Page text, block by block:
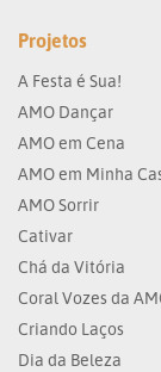
Projetos
A Festa é Sua!
AMO Dançar
AMO em Cena
AMO em Minha
AMO Sorrir
Cativar
Chá da Vitória
Coral Vozes da
Criando Laços
Dia da Beleza